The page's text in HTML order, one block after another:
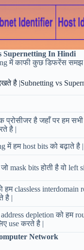
Supernetting In Hindi
में काफी कुछ डिफरेंस समझ
है |Subnetting vs
प्रोसीजर है जहाँ पर हम
है |
में हम host bits को बढ़ाते है |
mask bits होती है वो left
हम classless interdomain
है |
depletion को हम
use करते है |
Network